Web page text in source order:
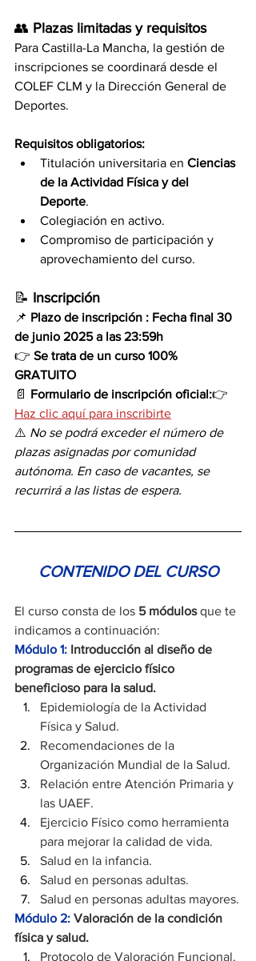
👥 Plazas limitadas y requisitos
Para Castilla-La Mancha, la gestión de
inscripciones se coordinará desde el
COLEF CLM y la Dirección General de
Deportes.
Requisitos obligatorios:
Titulación universitaria en Ciencias
de la Actividad Física y del
Deporte.
Colegiación en activo.
Compromiso de participación y
aprovechamiento del curso.
📝 Inscripción
📌 Plazo de inscripción : Fecha final 30
de junio 2025 a las 23:59h
👉 Se trata de un curso 100%
GRATUITO
📄 Formulario de inscripción oficial:👉
Haz clic aquí para inscribirte
⚠️ No se podrá exceder el número de
plazas asignadas por comunidad
autónoma. En caso de vacantes, se
recurrirá a las listas de espera.
CONTENIDO DEL CURSO
El curso consta de los 5 módulos que te
indicamos a continuación:
Módulo 1: Introducción al diseño de
programas de ejercicio físico
beneficioso para la salud.
Epidemiología de la Actividad
Física y Salud.
Recomendaciones de la
Organización Mundial de la Salud.
Relación entre Atención Primaria y
las UAEF.
Ejercicio Físico como herramienta
para mejorar la calidad de vida.
Salud en la infancia.
Salud en personas adultas.
Salud en personas adultas mayores.
Módulo 2: Valoración de la condición
física y salud.
Protocolo de Valoración Funcional.